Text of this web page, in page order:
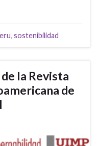
, sostenibilidad
la Revista
de